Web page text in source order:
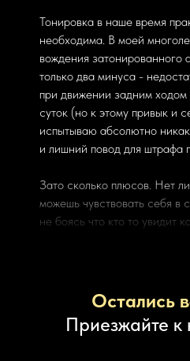
Тонировка в наше время
необходима. В моей
вождения затонированного
только два минуса -
при движении задним ходом
суток (но к этому привык и
испытываю абсолютно
и лишний повод для штрафа
Зато сколько плюсов. Нет
можешь чувствовать себя в
не боясь что кто то увидит
Остались
Приезжайте к